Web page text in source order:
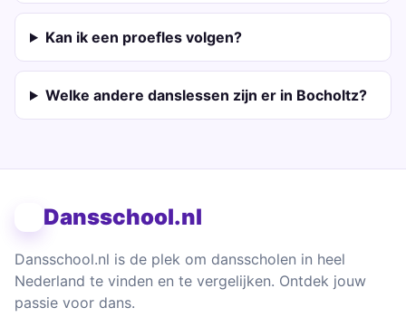
Kan ik een proefles volgen?
Welke andere danslessen zijn er in Bocholtz?
Dansschool.nl
Dansschool.nl is de plek om dansscholen in heel
Nederland te vinden en te vergelijken. Ontdek jouw
passie voor dans.